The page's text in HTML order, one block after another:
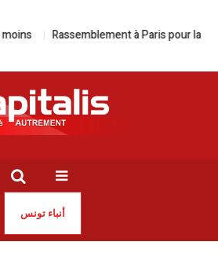
Rassemblement à Paris pour la
أنباء تونس